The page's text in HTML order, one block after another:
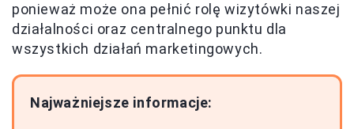
ponieważ może ona pełnić rolę wizytówki naszej
działalności oraz centralnego punktu dla
wszystkich działań marketingowych.
Najważniejsze informacje: